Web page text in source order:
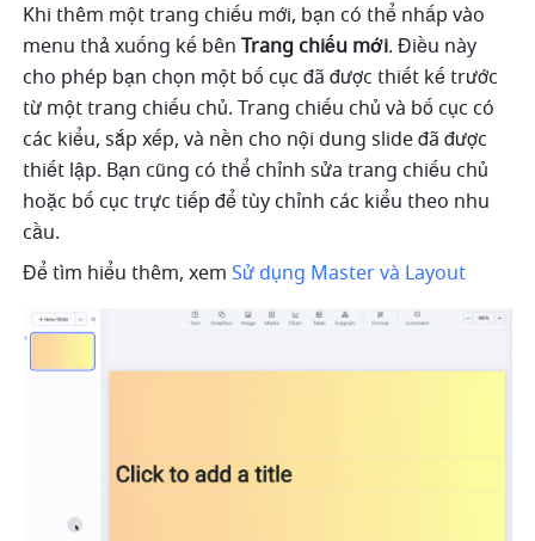
Khi thêm một trang chiếu mới, bạn có thể nhấp vào
menu thả xuống kế bên Trang chiếu mới. Điều này
cho phép bạn chọn một bố cục đã được thiết kế trước
từ một trang chiếu chủ. Trang chiếu chủ và bố cục có
các kiểu, sắp xếp, và nền cho nội dung slide đã được
thiết lập. Bạn cũng có thể chỉnh sửa trang chiếu chủ
hoặc bố cục trực tiếp để tùy chỉnh các kiểu theo nhu
cầu.
Để tìm hiểu thêm, xem Sử dụng Master và Layout